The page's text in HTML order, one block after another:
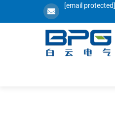
[email protected]